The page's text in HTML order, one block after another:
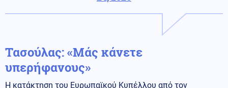
Τασούλας: «Μάς κάνετε
υπερήφανους»
Η κατάκτηση του Ευρωπαϊκού Κυπέλλου από τον